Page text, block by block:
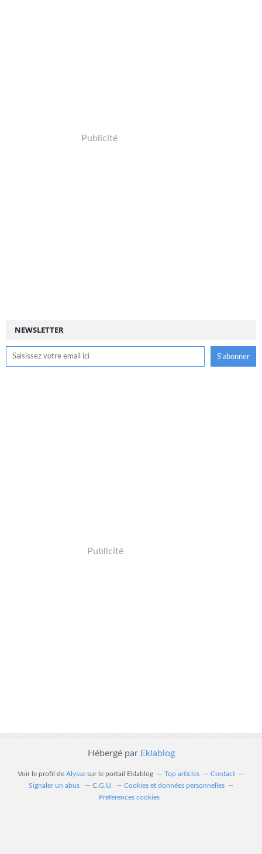
NEWSLETTER
Publicité
Publicité
Hébergé par Eklablog
Voir le profil de Alysse sur le portail Eklablog Top articles
Contact
Signaler un abus
C.G.U.
Cookies et données personnelles
Préférences cookies